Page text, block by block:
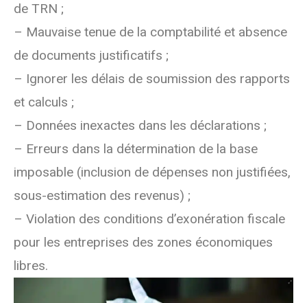
de TRN ;
– Mauvaise tenue de la comptabilité et absence
de documents justificatifs ;
– Ignorer les délais de soumission des rapports
et calculs ;
– Données inexactes dans les déclarations ;
– Erreurs dans la détermination de la base
imposable (inclusion de dépenses non justifiées,
sous-estimation des revenus) ;
– Violation des conditions d’exonération fiscale
pour les entreprises des zones économiques
libres.